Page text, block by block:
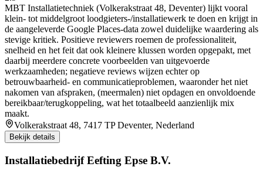
MBT Installatietechniek (Volkerakstraat 48, Deventer) lijkt vooral
klein- tot middelgroot loodgieters-/installatiewerk te doen en krijgt in
de aangeleverde Google Places-data zowel duidelijke waardering als
stevige kritiek. Positieve reviewers roemen de professionaliteit,
snelheid en het feit dat ook kleinere klussen worden opgepakt, met
daarbij meerdere concrete voorbeelden van uitgevoerde
werkzaamheden; negatieve reviews wijzen echter op
betrouwbaarheid- en communicatieproblemen, waaronder het niet
nakomen van afspraken, (meermalen) niet opdagen en onvoldoende
bereikbaar/terugkoppeling, wat het totaalbeeld aanzienlijk mix
maakt.
Volkerakstraat 48, 7417 TP Deventer, Nederland
Bekijk details
Installatiebedrijf Eefting Epse B.V.